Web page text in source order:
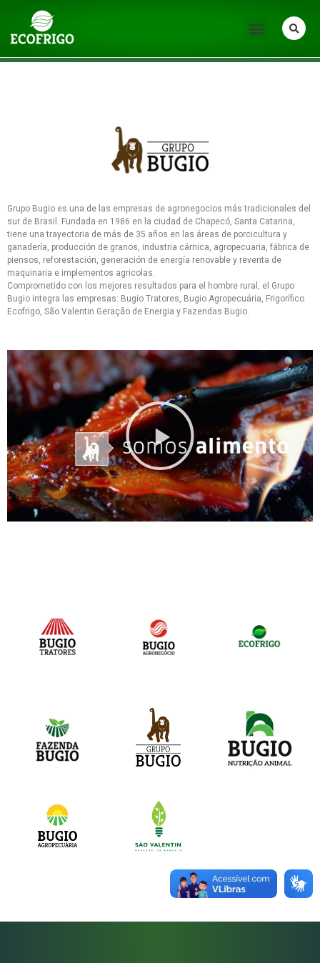
Grupo Bugio es una de las empresas de agronegocios más tradicionales del
sur de Brasil. Fundada en 1986 en la ciudad de Chapecó, Santa Catarina,
tiene una trayectoria de más de 35 años en las áreas de porcicultura y
ganadería, producción de granos, industria cárnica, agropecuaria, fábrica de
piensos, reforestación, generación de energía renovable y reventa de
maquinaria e implementos agricolas.
Comprometido con los mejores resultados para el hombre rural, el Grupo
Bugio integra las empresas: Bugio Tratores, Bugio Agropecuária, Frigorífico
Ecofrigo, São Valentin Geração de Energia y Fazendas Bugio.